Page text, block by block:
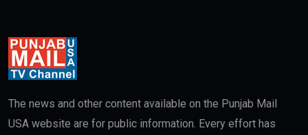
The news and other content available on the Punjab Mail
USA website are for public information. Every effort has